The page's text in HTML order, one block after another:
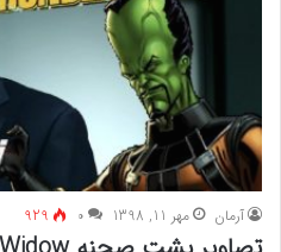
آرمان مهر 11, 1398 ۰ 929